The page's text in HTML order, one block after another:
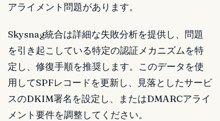
アライメント問題があります。
Skysnag統合は詳細な失敗分析を提供し、問題
を引き起こしている特定の認証メカニズムを特
定し、修復手順を推奨します。このデータを使
用してSPFレコードを更新し、見落としたサービ
スのDKIM署名を設定し、またはDMARCアライ
メント要件を調整してください。